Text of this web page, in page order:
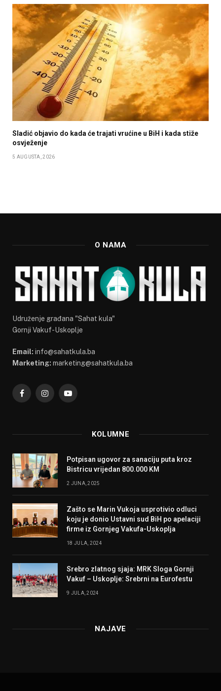
Sladić objavio do kada će trajati vrućine u BiH i kada stiže
osvježenje
5 AUGUSTA, 2026
O NAMA
Udruženje građana "Sahat kula"
Gornji Vakuf-Uskoplje
Email: info@sahatkula.ba
Marketing: marketing@sahatkula.ba
FacebookInstagramYouTube
KOLUMNE
Potpisan ugovor za sanaciju puta kroz
Bistricu vrijedan 800.000 KM
2 JUNA, 2025
Zašto se Marin Vukoja usprotivio odluci
koju je donio Ustavni sud BiH po apelaciji
firme iz Gornjeg Vakufa-Uskoplja
18 JULA, 2024
Srebro zlatnog sjaja: MRK Sloga Gornji
Vakuf – Uskoplje: Srebrni na Eurofestu
9 JULA, 2024
NAJAVE